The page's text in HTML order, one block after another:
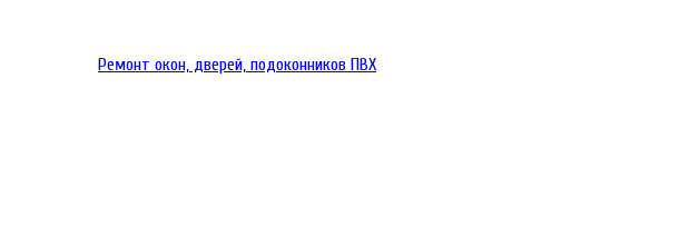
Ремонт окон, дверей, подоконников ПВХ